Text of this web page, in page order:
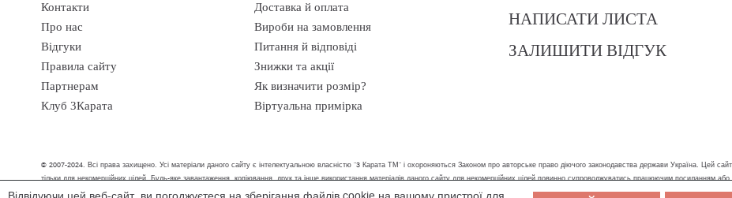
Контакти
Про нас
Відгуки
Правила сайту
Партнерам
Клуб 3Карата
Доставка й оплата
Вироби на замовлення
Питання й відповіді
Знижки та акції
Як визначити розмір?
Віртуальна примірка
НАПИСАТИ ЛИСТА
ЗАЛИШИТИ ВІДГУК
© 2007-2024. Всі права захищено. Усі матеріали даного сайту є інтелектуальною власністю "3 Карата ТМ" і охороняються Законом про авторське право діючого законодавства держави Україна. Цей
тільки для некомерційних цілей. Будь-яке завантаження, копіювання, друк та інше використання матеріалів даного сайту для некомерційних цілей повинно супроводжуватись працюючим посиланням